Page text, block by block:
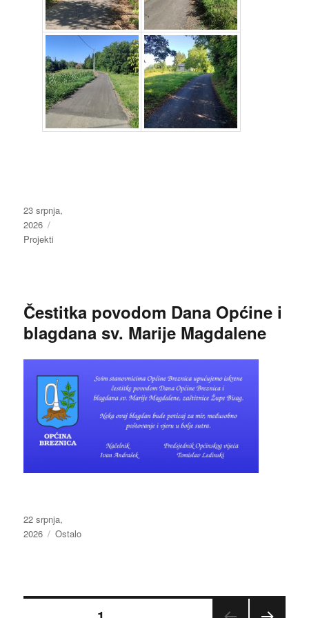
Objavljeno
dana
23 srpnja,
2026
Projekti
Čestitka povodom Dana Općine i
blagdana sv. Marije Magdalene
Objavljeno
dana
22 srpnja,
2026
Kategorije
Ostalo